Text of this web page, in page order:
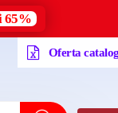
65%
Oferta